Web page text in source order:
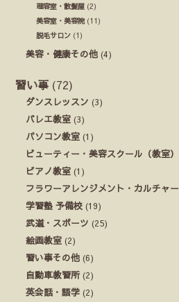
理容室・散髪屋 (2)
美容室・美容院(11)
脱毛サロン (1)
美容・健康その他 (4)
習い事 (72)
ダンスレッスン (3)
バレエ教室 (3)
パソコン教室 (1)
ビューティー・美容スクール（教室）
ピアノ教室 (1)
フラワーアレンジメント・カルチャー
学習塾 予備校 (19)
武道・スポーツ (25)
絵画教室 (2)
習い事その他 (6)
自動車教習所(2)
英会話・語学 (2)